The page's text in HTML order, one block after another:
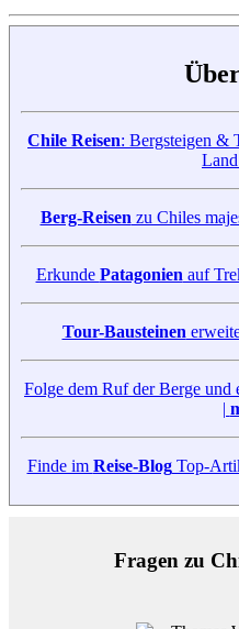
Chile Reisen: Bergsteigen &
Land
Berg-Reisen zu Chiles
Erkunde Patagonien auf
Tour-Bausteinen
Folge dem Ruf der Berge und
|
Finde im Reise-BlogTop-
Fragen zu